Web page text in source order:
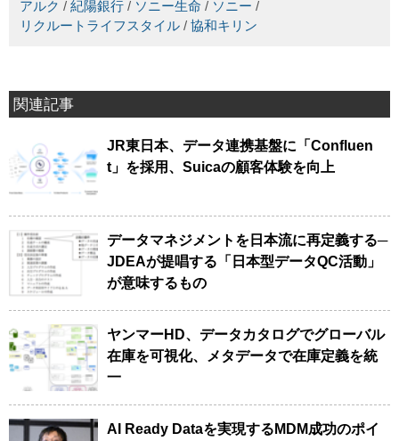
アルク / 紀陽銀行 / ソニー生命 / ソニー /
リクルートライフスタイル / 協和キリン
関連記事
JR東日本、データ連携基盤に「Confluen
t」を採用、Suicaの顧客体験を向上
データマネジメントを日本流に再定義する─
JDEAが提唱する「日本型データQC活動」
が意味するもの
ヤンマーHD、データカタログでグローバル
在庫を可視化、メタデータで在庫定義を統
一
AI Ready Dataを実現するMDM成功のポイ